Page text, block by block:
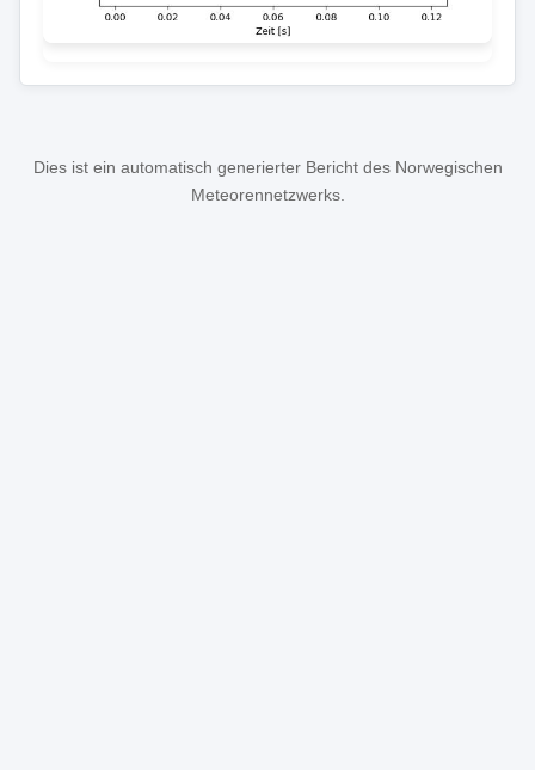
Dies ist ein automatisch generierter Bericht des Norwegischen
Meteorennetzwerks.